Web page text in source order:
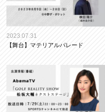
2023.07.31
【舞台】マテリアルパレード